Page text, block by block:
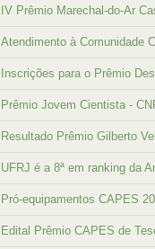
IV Prêmio Marechal-do-Ar
Atendimento à Comunidade
Inscrições para o Prêmio
Prêmio Jovem Cientista -
Resultado Prêmio Gilberto
UFRJ é a 8ª em ranking da
Pró-equipamentos CAPES
Edital Prêmio CAPES de